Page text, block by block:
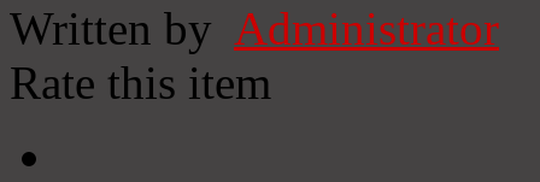
Written by Administrator
Rate this item